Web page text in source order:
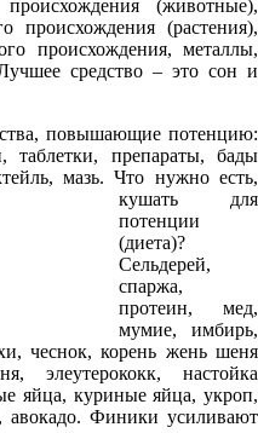
(животные),
происхождения (растения),
происхождения, металлы,
средство – это сон и
повышающие потенцию:
препараты, бады
мазь. Что нужно есть,
кушать для
потенции
(диета)?
Сельдерей,
спаржа,
протеин, мед,
мумие, имбирь,
чеснок, корень жень шеня
элеутерококк, настойка
яйца, куриные яйца, укроп,
авокадо. Финики усиливают